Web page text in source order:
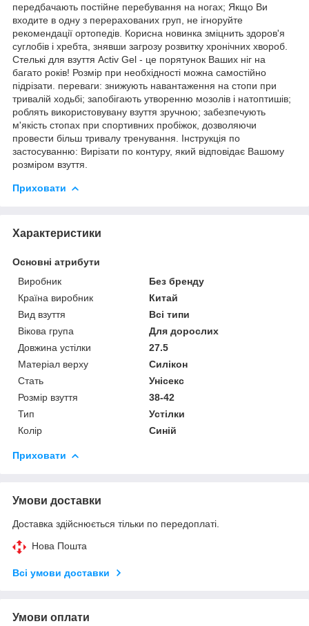
передбачають постійне перебування на ногах; Якщо Ви
входите в одну з перерахованих груп, не ігноруйте
рекомендації ортопедів. Корисна новинка зміцнить здоров'я
суглобів і хребта, знявши загрозу розвитку хронічних хвороб.
Cтелькі для взуття Activ Gel - це порятунок Ваших ніг на
багато років! Розмір при необхідності можна самостійно
підрізати. переваги: знижують навантаження на стопи при
тривалій ходьбі; запобігають утворенню мозолів і натоптишів;
роблять використовувану взуття зручною; забезпечують
м'якість стопах при спортивних пробіжок, дозволяючи
провести більш тривалу тренування. Інструкція по
застосуванню: Вирізати по контуру, який відповідає Вашому
розміром взуття.
Приховати
Характеристики
Основні атрибути
Виробник
Без бренду
Країна виробник
Китай
Вид взуття
Всі типи
Вікова група
Для дорослих
Довжина устілки
27.5
Матеріал верху
Силікон
Стать
Унісекс
Розмір взуття
38-42
Тип
Устілки
Колір
Синій
Приховати
Умови доставки
Доставка здійснюється тільки по передоплаті.
Нова Пошта
Всі умови доставки
Умови оплати